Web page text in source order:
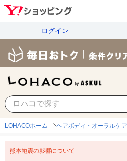
ログイン
LOHACOホーム ヘアボディ・オーラルケア
熊本地震の影響について